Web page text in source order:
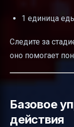
1 единица
Следите за
оно помогает
Базовое
действия